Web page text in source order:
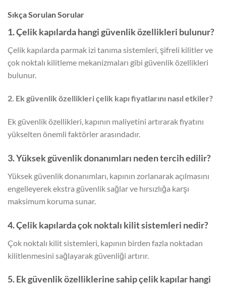
Sıkça Sorulan Sorular
1. Çelik kapılarda hangi güvenlik özellikleri bulunur?
Çelik kapılarda parmak izi tanıma sistemleri, şifreli kilitler ve
çok noktalı kilitleme mekanizmaları gibi güvenlik özellikleri
bulunur.
2. Ek güvenlik özellikleri çelik kapı fiyatlarını nasıl etkiler?
Ek güvenlik özellikleri, kapının maliyetini artırarak fiyatını
yükselten önemli faktörler arasındadır.
3. Yüksek güvenlik donanımları neden tercih edilir?
Yüksek güvenlik donanımları, kapının zorlanarak açılmasını
engelleyerek ekstra güvenlik sağlar ve hırsızlığa karşı
maksimum koruma sunar.
4. Çelik kapılarda çok noktalı kilit sistemleri nedir?
Çok noktalı kilit sistemleri, kapının birden fazla noktadan
kilitlenmesini sağlayarak güvenliği artırır.
5. Ek güvenlik özelliklerine sahip çelik kapılar hangi